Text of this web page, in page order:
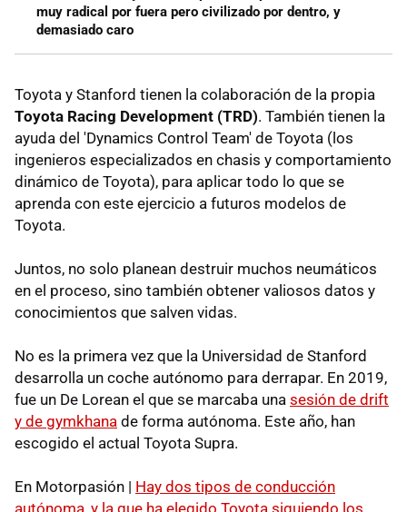
muy radical por fuera pero civilizado por dentro, y
demasiado caro
Toyota y Stanford tienen la colaboración de la propia
Toyota Racing Development (TRD). También tienen la
ayuda del 'Dynamics Control Team' de Toyota (los
ingenieros especializados en chasis y comportamiento
dinámico de Toyota), para aplicar todo lo que se
aprenda con este ejercicio a futuros modelos de
Toyota.
Juntos, no solo planean destruir muchos neumáticos
en el proceso, sino también obtener valiosos datos y
conocimientos que salven vidas.
No es la primera vez que la Universidad de Stanford
desarrolla un coche autónomo para derrapar. En 2019,
fue un De Lorean el que se marcaba una sesión de drift
y de gymkhana de forma autónoma. Este año, han
escogido el actual Toyota Supra.
En Motorpasión | Hay dos tipos de conducción
autónoma, y la que ha elegido Toyota siguiendo los